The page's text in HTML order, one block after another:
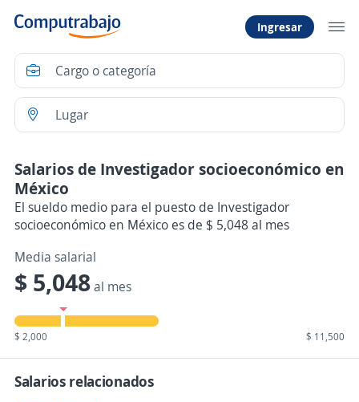
Ingresar
Salarios de Investigador socioeconómico en
México
El sueldo medio para el puesto de Investigador
socioeconómico en México es de $ 5,048 al mes
Media salarial
$ 5,048al mes
$ 2,000 $ 11,500
Salarios relacionados